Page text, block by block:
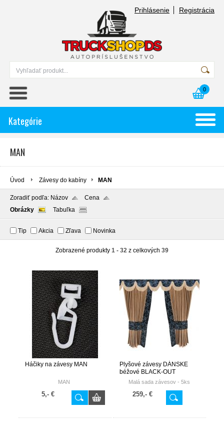
Prihlásenie Registrácia
0
Kategórie
MAN
Úvod Závesy do kabíny MAN
Zoradiť podľa: Názov
Cena
Obrázky
Tabuľka
Tip Akcia Zľava Novinka
Zobrazené produkty 1 - 32 z celkových 39
Háčiky na závesy MAN
MAN
5,- €
Plyšové závesy DÁNSKE
béžové BLACK-OUT
Malá sada závesov - 5ks
259,- €